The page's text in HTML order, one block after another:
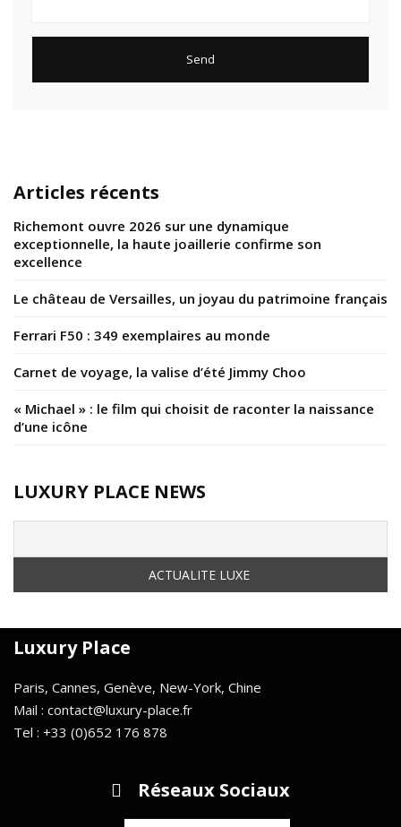
Articles récents
Richemont ouvre 2026 sur une dynamique
exceptionnelle, la haute joaillerie confirme son
excellence
Le château de Versailles, un joyau du patrimoine français
Ferrari F50 : 349 exemplaires au monde
Carnet de voyage, la valise d’été Jimmy Choo
« Michael » : le film qui choisit de raconter la naissance
d’une icône
LUXURY PLACE NEWS
Luxury Place
Paris, Cannes, Genève, New-York, Chine
Mail : contact@luxury-place.fr
Tel : +33 (0)652 176 878
Réseaux Sociaux